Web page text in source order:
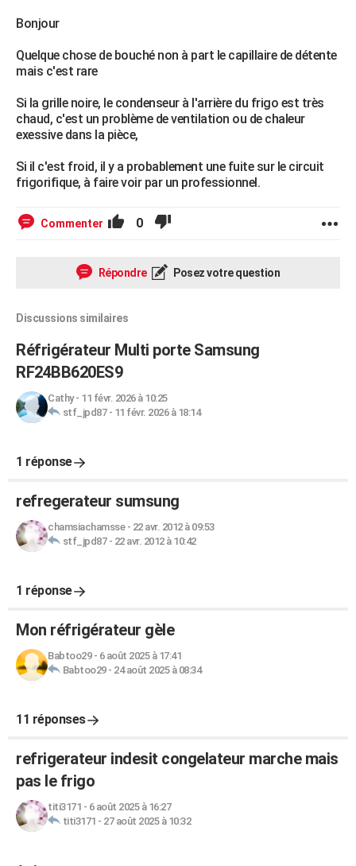
Bonjour
Quelque chose de bouché non à part le capillaire de détente
mais c'est rare
Si la grille noire, le condenseur à l'arrière du frigo est très
chaud, c'est un problème de ventilation ou de chaleur
exessive dans la pièce,
Si il c'est froid, il y a probablement une fuite sur le circuit
frigorifique, à faire voir par un professionnel.
Commenter 0
Répondre Posez votre question
Discussions similaires
Réfrigérateur Multi porte Samsung
RF24BB620ES9
Cathy- 11 févr. 2026 à 10:25
stf_jpd87- 11 févr. 2026 à 18:14
1 réponse
refregerateur sumsung
chamsiachamsse- 22 avr. 2012 à 09:53
stf_jpd87- 22 avr. 2012 à 10:42
1 réponse
Mon réfrigérateur gèle
Babtoo29- 6 août 2025 à 17:41
Babtoo29- 24 août 2025 à 08:34
11 réponses
refrigerateur indesit congelateur marche mais
pas le frigo
titi3171 - 6 août 2025 à 16:27
titi3171 - 27 août 2025 à 10:32